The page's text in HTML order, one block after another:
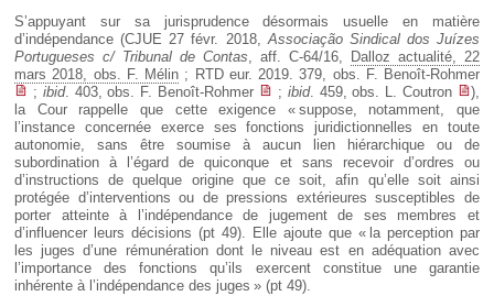
S’appuyant sur sa jurisprudence désormais usuelle en matière
d’indépendance (CJUE 27 févr. 2018, Associação Sindical dos Juízes
Portugueses c/ Tribunal de Contas, aff. C-64/16,
Dalloz actualité, 22
mars 2018, obs. F. Mélin ; RTD eur. 2019. 379, obs. F. Benoît-Rohmer
; ibid. 403, obs. F. Benoît-Rohmer ; ibid. 459, obs. L. Coutron
),
la Cour rappelle que cette exigence « suppose, notamment, que
l’instance concernée exerce ses fonctions juridictionnelles en toute
autonomie, sans être soumise à aucun lien hiérarchique ou de
subordination à l’égard de quiconque et sans recevoir d’ordres ou
d’instructions de quelque origine que ce soit, afin qu’elle soit ainsi
protégée d’interventions ou de pressions extérieures susceptibles de
porter atteinte à l’indépendance de jugement de ses membres et
d’influencer leurs décisions (pt 49). Elle ajoute que « la perception par
les juges d’une rémunération dont le niveau est en adéquation avec
l’importance des fonctions qu’ils exercent constitue une garantie
inhérente à l’indépendance des juges » (pt 49).